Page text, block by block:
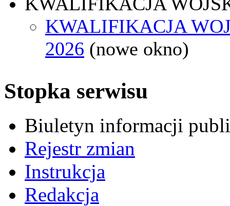
KWALIFIKACJA
2026 (nowe okno)
Stopka serwisu
Biuletyn informacji
Rejestr zmian
Instrukcja
Redakcja